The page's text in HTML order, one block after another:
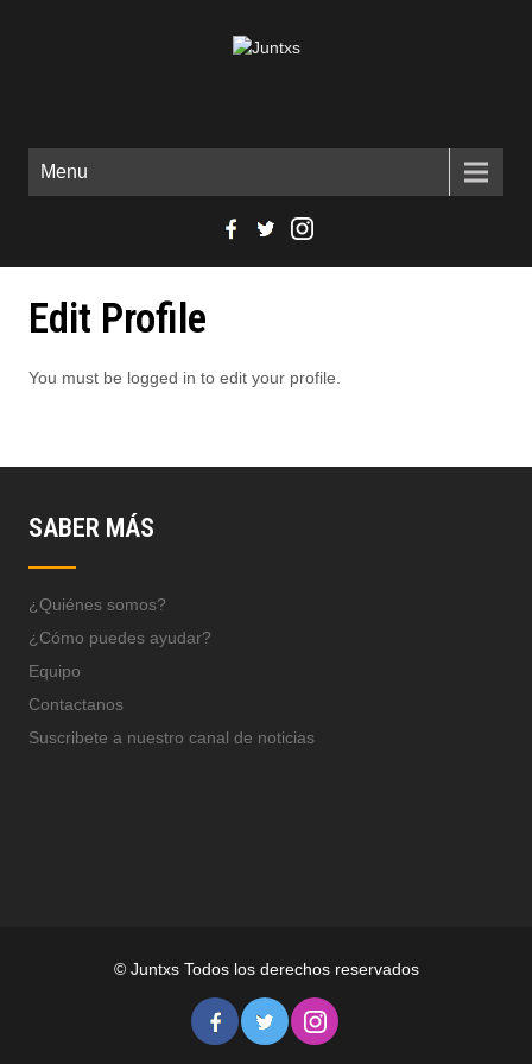
Menu
Edit Profile
You must be logged in to edit your profile.
SABER MÁS
¿Quiénes somos?
¿Cómo puedes ayudar?
Equipo
Contactanos
Suscribete a nuestro canal de noticias
© Juntxs Todos los derechos reservados